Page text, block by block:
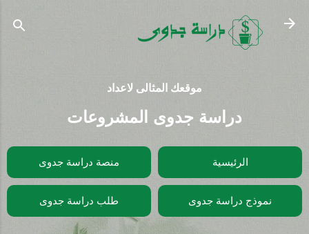
موقعك المثالى لاعداد
دراسة جدوى المشروعات
الرئيسية منصة دراسة جدوى
نموذج دراسة جدوى طلب دراسة جدوى